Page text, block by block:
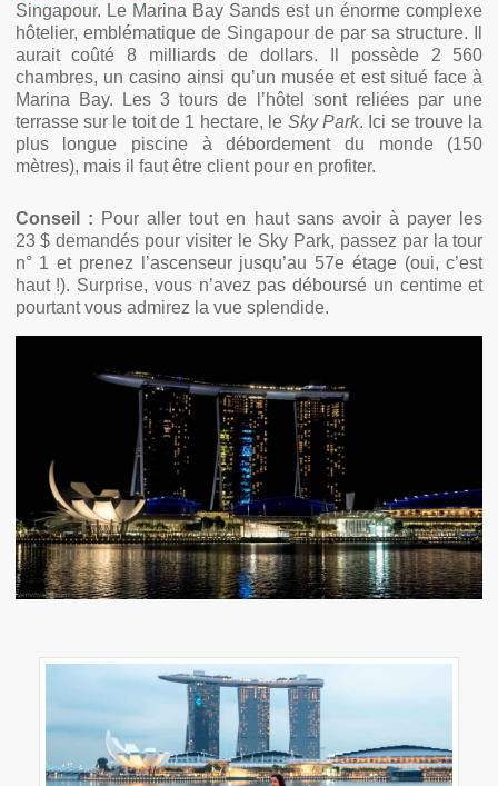
Singapour. Le Marina Bay Sands est un énorme complexe
hôtelier, emblématique de Singapour de par sa structure. Il
aurait coûté 8 milliards de dollars. Il possède 2 560
chambres, un casino ainsi qu’un musée et est situé face à
Marina Bay. Les 3 tours de l’hôtel sont reliées par une
terrasse sur le toit de 1 hectare, le Sky Park. Ici se trouve la
plus longue piscine à débordement du monde (150
mètres), mais il faut être client pour en profiter.
Conseil : Pour aller tout en haut sans avoir à payer les
23 $ demandés pour visiter le Sky Park, passez par la tour
n° 1 et prenez l’ascenseur jusqu’au 57e étage (oui, c’est
haut !). Surprise, vous n’avez pas déboursé un centime et
pourtant vous admirez la vue splendide.